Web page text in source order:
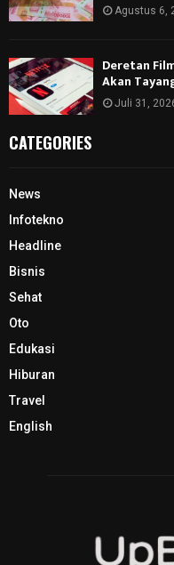
Agustus 6,
Deretan
Akan
Juli 31,
CATEGORIES
News
Infotekno
Headline
Bisnis
Sehat
Oto
Edukasi
Hiburan
Travel
English